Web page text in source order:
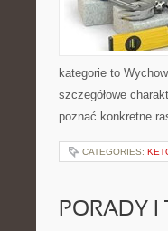
kategorie to
szczegółowe
poznać konkretne
CATEGORIES:
PORADY I